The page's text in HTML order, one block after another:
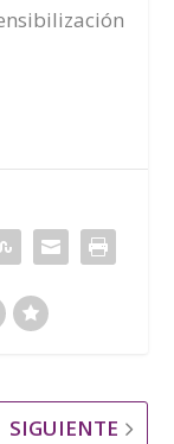
SIGUIENTE